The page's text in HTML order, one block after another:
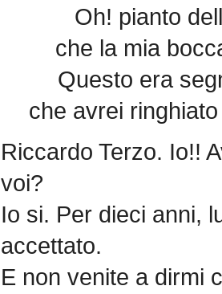
Oh! pianto
che la mia
Questo era
che avrei
Riccardo Terzo. Io!!
voi?
Io si. Per dieci anni,
accettato.
E non venite a dirmi